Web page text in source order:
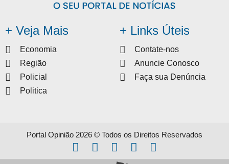
+ Veja Mais
Economia
Região
Policial
Politica
+ Links Úteis
Contate-nos
Anuncie Conosco
Faça sua Denúncia
Portal Opinião 2026 © Todos os Direitos Reservados